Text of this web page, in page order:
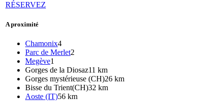
RÉSERVEZ
A proximité
Chamonix4
Parc de Merlet2
Megève1
Gorges de la Diosaz11 km
Gorges mystérieuse (CH)26 km
Bisse du Trient(CH)32 km
Aoste (IT)56 km